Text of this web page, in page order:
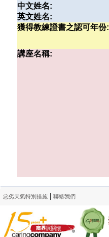
中文姓名:
英文姓名:
獲得教練證書之認可年份:
講座名稱: